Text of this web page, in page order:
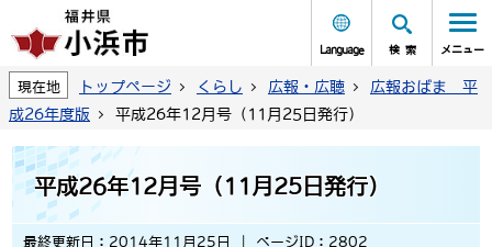
Language 検索 メニュー
現在地 トップページ くらし 広報・広聴
広報おばま 平
成26年度版
平成26年12月号（11月25日発行）
平成26年12月号（11月25日発行）
最終更新日：2014年11月25日 ページID：2802